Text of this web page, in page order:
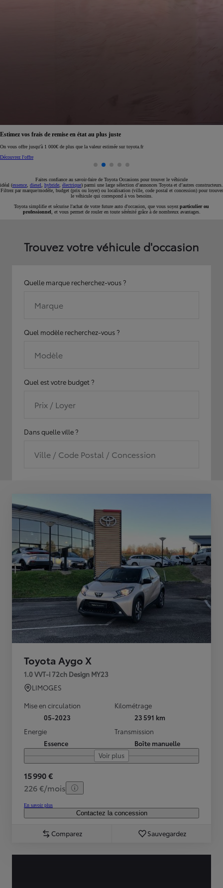
Réservez en ligne votre occasion pour 1€ seulement
Réservez en ligne
Faites confiance au savoir-faire de Toyota Occasions pour trouver le véhicule
idéal (essence diesel hybride électrique) parmi une large sélection d’annonces Toyota et d’autres constructeurs.
Filtrez par marque/modèle, budget (prix ou loyer) ou localisation (ville, code postal et concession) pour trouver
le véhicule qui correspond à vos besoins.
Toyota simplifie et sécurise l'achat de votre future auto d'occasion, que vous soyez particulier ou
professionnel , et vous permet de rouler en toute sérénité grâce à de nombreux avantages.
Trouvez votre véhicule d'occasion
Quelle marque recherchez-vous ?
Marque
Quel modèle recherchez-vous ?
Modèle
Quel est votre budget ?
Prix / Loyer
Dans quelle ville ?
Ville / Code Postal / Concession
Toyota Aygo X
1.0 VVT-i 72ch Design MY23
LIMOGES
Mise en circulation
05-2023
Kilométrage
23 591 km
Energie
Essence
Transmission
Boîte manuelle
Voir plus
15 990 €
226 €/mois
En savoir plus
Contactez la concession
Comparez Sauvegardez